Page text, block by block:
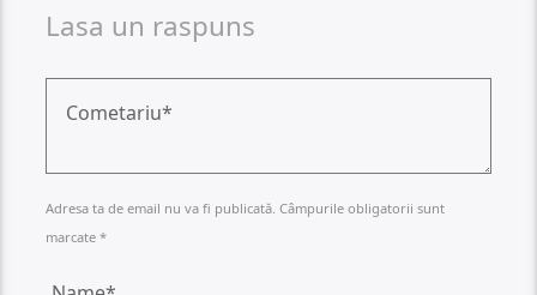
Lasa un raspuns
Adresa ta de email nu va fi publicată. Câmpurile obligatorii sunt
marcate *